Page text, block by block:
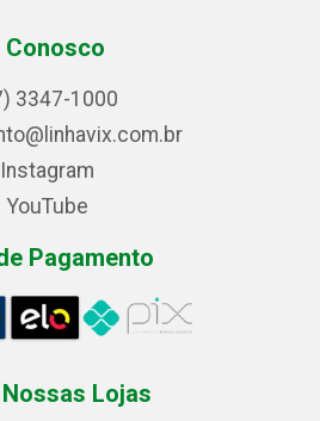
Conosco
3347-1000
Instagram
YouTube
Pagamento
Nossas Lojas